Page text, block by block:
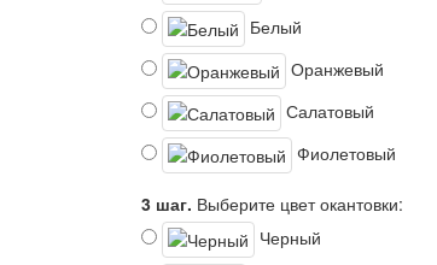
Белый
Оранжевый
Салатовый
Фиолетовый
3 шаг. Выберите цвет окантовки:
Черный